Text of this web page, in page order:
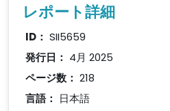
レポート詳細
ID： SII5659
発行日： 4月 2025
ページ数： 218
言語： 日本語